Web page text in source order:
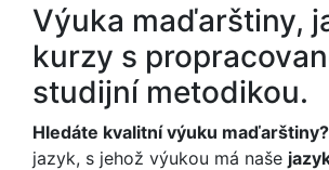
Výuka maďarštiny,
kurzy s
studijní metodikou.
Hledáte kvalitní výuku
jazyk, s jehož výukou má naše